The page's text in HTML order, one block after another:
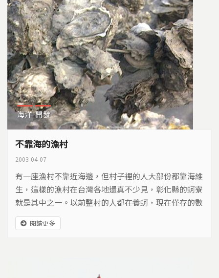
海洋 開發
不靠海的漁村
2003-04-07
有一座漁村不靠近海邊，但村子裡的人大部份都靠海維
生，這樣的漁村在台灣各地還真不少見，彰化縣的蚵寮
就是其中之一。以前整村的人都在養蚵，現在僅存的數
十戶養蚵人家，要到自己的蚵田，必須先穿越西濱公
路，再穿越彰濱工業區…..
閱讀更多